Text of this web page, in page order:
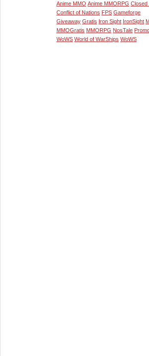
Anime MMO Anime MMORPG Closed
Conflict of Nations FPS Gameforge
Giveaway Gratis Iron Sight IronSight
MMOGratis MMORPG NosTale
WoWS World of WarShips WoWS